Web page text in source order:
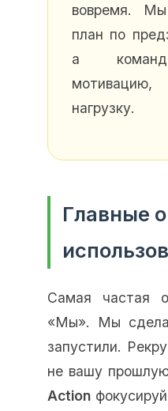
вовремя. Мы
план по
а
нагрузку.
Главные
Самая частая
«Мы». Мы
запустили.
не вашу
Action